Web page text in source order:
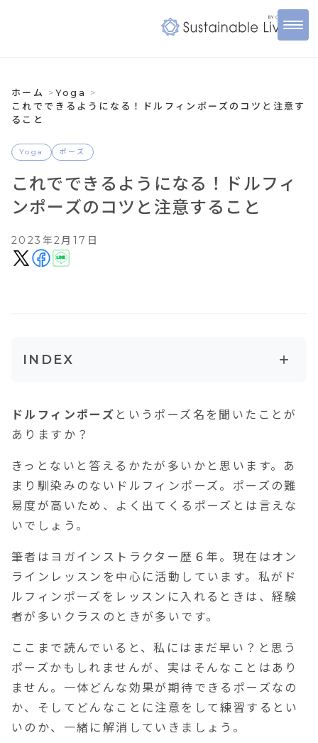
ホーム
Yoga
これでできるようになる！ドルフィンポーズのコツと注意す
ること
Yoga ポーズ
これでできるようになる！ドルフィ
ンポーズのコツと注意すること
2023年2月17日
INDEX +
２．ドルフィンポーズの効果・効能
2-2.腕の筋力アップ
2-3.ストレス発散
ドルフィンポーズ というポーズ名を聞いたことが
ありますか？
きっとないと答えるかたが多いかと思います。あ
まり馴染みのないドルフィンポーズ。ポーズの難
易度が高いため、よく出てくるポーズとは言えな
いでしょう。
筆者はヨガインストラクター歴６年。現在はオン
ラインレッスンを中心に活動しています。私がド
ルフィンポーズをレッスンに入れるときは、経験
者が多いクラスのときが多いです。
ここまで読んでいると、私にはまだ早い？と思う
ポーズかもしれませんが、実はそんなことはあり
ません。一体どんな効果が期待できるポーズなの
か、そしてどんなことに注意をして練習するとい
いのか、一緒に解消していきましょう。